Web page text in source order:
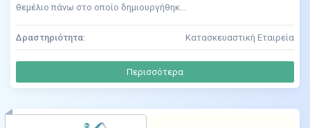
θεμέλιο πάνω στο οποίο δημιουργήθηκ...
Δραστηριότητα: Κατασκευαστική Εταιρεία
Περισσότερα